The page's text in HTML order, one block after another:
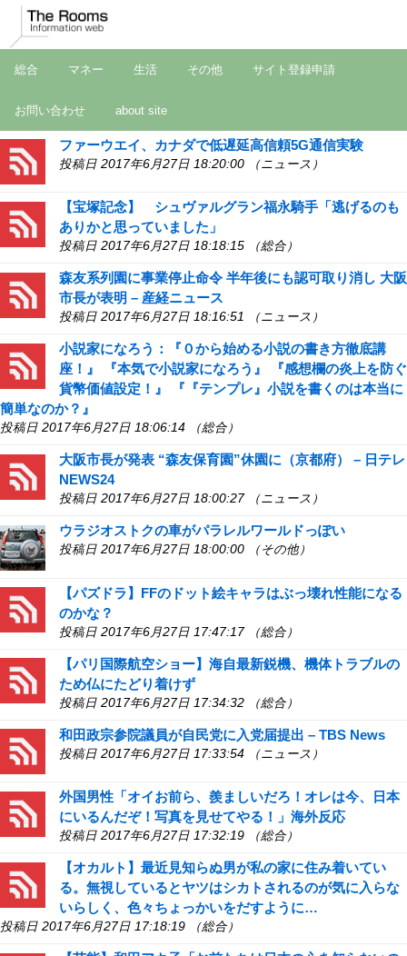
総合 マネー 生活 その他 サイト登録申請
お問い合わせ about site
ファーウエイ、カナダで低遅延高信頼5G通信実験
投稿日 2017年6月27日 18:20:00 （ニュース）
【宝塚記念】 シュヴァルグラン福永騎手「逃げるのも
ありかと思っていました」
投稿日 2017年6月27日 18:18:15 （総合）
森友系列園に事業停止命令 半年後にも認可取り消し 大阪
市長が表明 – 産経ニュース
投稿日 2017年6月27日 18:16:51 （ニュース）
小説家になろう：『０から始める小説の書き方徹底講
座！』 『本気で小説家になろう』 『感想欄の炎上を防ぐ
貨幣価値設定！』 『『テンプレ』小説を書くのは本当に
簡単なのか？』
投稿日 2017年6月27日 18:06:14 （総合）
大阪市長が発表 “森友保育園”休園に（京都府） – 日テレ
NEWS24
投稿日 2017年6月27日 18:00:27 （ニュース）
ウラジオストクの車がパラレルワールドっぽい
投稿日 2017年6月27日 18:00:00 （その他）
【パズドラ】FFのドット絵キャラはぶっ壊れ性能になる
のかな？
投稿日 2017年6月27日 17:47:17 （総合）
【パリ国際航空ショー】海自最新鋭機、機体トラブルの
ため仏にたどり着けず
投稿日 2017年6月27日 17:34:32 （総合）
和田政宗参院議員が自民党に入党届提出 – TBS News
投稿日 2017年6月27日 17:33:54 （ニュース）
外国男性「オイお前ら、羨ましいだろ！オレは今、日本
にいるんだぞ！写真を見せてやる！」海外反応
投稿日 2017年6月27日 17:32:19 （総合）
【オカルト】最近見知らぬ男が私の家に住み着いてい
る。無視しているとヤツはシカトされるのが気に入らな
いらしく、色々ちょっかいをだすように…
投稿日 2017年6月27日 17:18:19 （総合）